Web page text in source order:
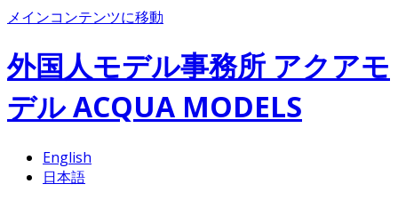
メインコンテンツに移動
外国人モデル事務所 アクアモ
デル ACQUA MODELS
English
日本語